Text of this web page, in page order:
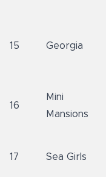
15 Georgia
16
Mini
Mansions
17 Sea Girls